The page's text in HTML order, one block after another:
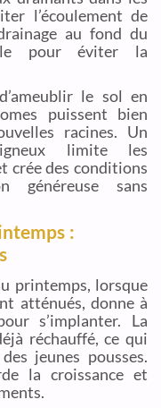
l’écoulement de
au fond du
pour éviter la
le sol en
puissent bien
racines. Un
limite les
crée des conditions
généreuse sans
:
printemps, lorsque
atténués, donne à
s’implanter. La
réchauffé, ce qui
jeunes pousses.
la croissance et